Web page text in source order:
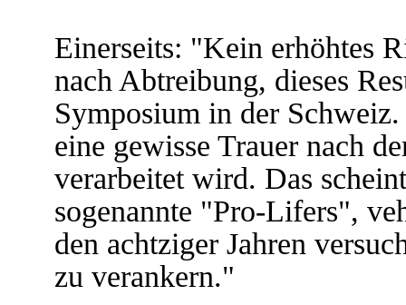
Einerseits: "Kein erhöhtes
nach Abtreibung, dieses
Symposium in der
eine gewisse Trauer nach
verarbeitet wird. Das
sogenannte "Pro-Lifers",
den achtziger Jahren
zu verankern."